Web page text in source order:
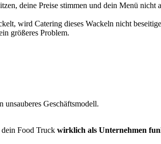
deine Preise stimmen und dein Menü nicht
wird Catering dieses Wackeln nicht
größeres Problem.
Geschäftsmodell.
dein Food Truck wirklich als Unternehmen